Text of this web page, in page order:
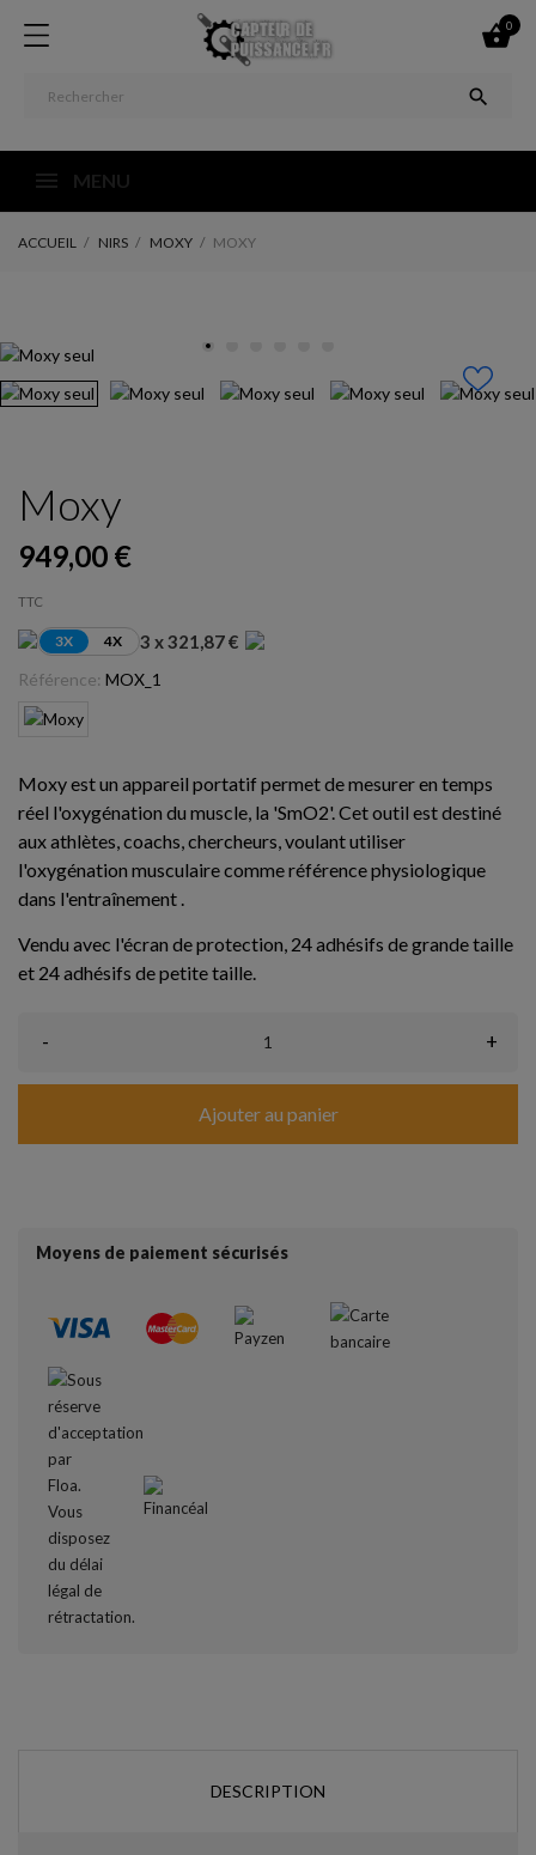

0

MENU
ACCUEIL NIRS MOXY MOXY
Moxy
949,00 €
TTC
3X 4X 3 x 321,87 €
Référence: MOX_1
Moxy est un appareil portatif permet de mesurer en temps
réel l'oxygénation du muscle, la 'SmO2'. Cet outil est destiné
aux athlètes, coachs, chercheurs, voulant utiliser
l'oxygénation musculaire comme référence physiologique
dans l'entraînement .
Vendu avec l'écran de protection, 24 adhésifs de grande taille
et 24 adhésifs de petite taille.
- +
Ajouter au panier
Moyens de paiement sécurisés
DESCRIPTION